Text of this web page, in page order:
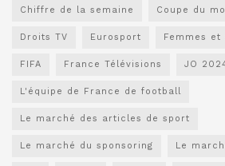
Chiffre de la semaine Coupe du
Droits TV Eurosport Femmes et
FIFA France Télévisions JO
L'équipe de France de football
Le marché des articles de sport
Le marché du sponsoring Le